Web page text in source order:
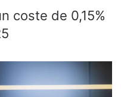
coste de 0,15%